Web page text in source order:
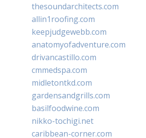
thesoundarchitects.com
allin1roofing.com
keepjudgewebb.com
anatomyofadventure.com
drivancastillo.com
cmmedspa.com
midletontkd.com
gardensandgrills.com
basilfoodwine.com
nikko-tochigi.net
caribbean-corner.com